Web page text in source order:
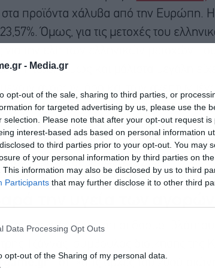
- Media.gr
opt-out of the sale, sharing to third parties, or
for targeted advertising by us, please use the
selection. Please note that after your opt-out request
interest-based ads based on personal information
to third parties prior to your opt-out. You may
of your personal information by third parties on the
This information may also be disclosed by us to third
Participants that may further disclose it to other third
Data Processing Opt Outs
opt-out of the Sharing of my personal data.
στα προϊόντα χάλυβα από την Ευρώπη.
Όμως, για τις μετοχές του
την ελίτ των ελληνικών μετοχών που
Πτώση όμως και μάλιστα μεγάλη είχε
αγορών, όσο και των
αγορές γνώρισαν ετήσια βουτιά το
οι οικονομίες έβγαιναν από την κρίση
μετά το 2018 γνώρισε τη
MSCI Greece σχεδόν 27%!
την υγεία των αγορών;
είναι ότι οι δασμοί βλάπτουν
Τζάννας, σύμβουλος διοίκησης της
– ότι «στις αρχές του 20ού